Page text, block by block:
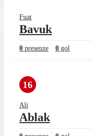
Fuat
Bavuk
0 presenze 0 gol
16
Ali
Ablak